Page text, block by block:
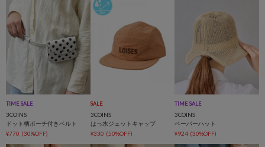
TIME SALE
3COINS
ドット柄ポーチ付きベルト
¥770 (30%OFF)
SALE
3COINS
はっ水ジェットキャップ
¥330 (50%OFF)
TIME SALE
3COINS
ペーパーハット
¥924 (30%OFF)